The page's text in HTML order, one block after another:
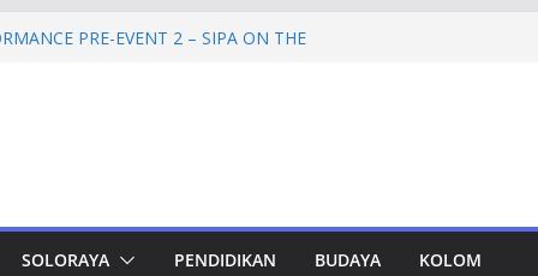
SPEM Akan Disidangkan
Jateng Pastikan Tak Ada Kendala
Tampung 2.692 Siswa, Taj Yasin:
Cadangan Rp1,2 Triliun untuk Pilgub
Mulai 2027
SOLORAYA PENDIDIKAN BUDAYA KOLOM